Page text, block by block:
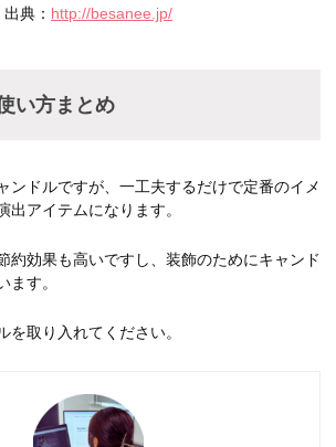
出典： http://besanee.jp/
い方まとめ
ンドルですが、一工夫するだけで定番のイメ
出アイテムになります。
約効果も高いですし、装飾のためにキャンド
ます。
を取り入れてください。